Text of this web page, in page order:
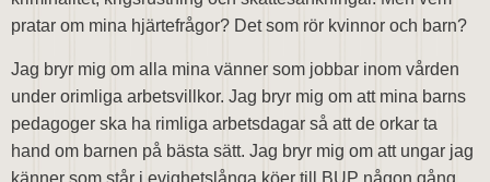
pratar om mina hjärtefrågor? Det som rör kvinnor och barn?
Jag bryr mig om alla mina vänner som jobbar inom vården
under orimliga arbetsvillkor. Jag bryr mig om att mina barns
pedagoger ska ha rimliga arbetsdagar så att de orkar ta
hand om barnen på bästa sätt. Jag bryr mig om att ungar jag
känner som står i evighetslånga köer till BUP någon gång